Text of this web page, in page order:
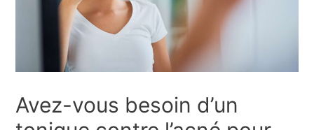
Avez-vous besoin d’un